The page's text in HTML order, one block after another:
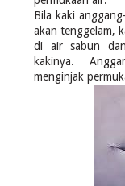
Bila kaki
akan tenggelam,
di air sabun
kakinya.
menginjak